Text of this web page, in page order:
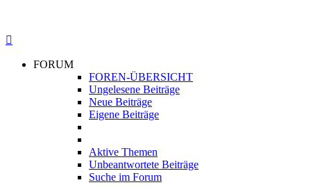
FORUM
FOREN-ÜBERSICHT
Ungelesene Beiträge
Neue Beiträge
Eigene Beiträge
Aktive Themen
Unbeantwortete Beiträge
Suche im Forum